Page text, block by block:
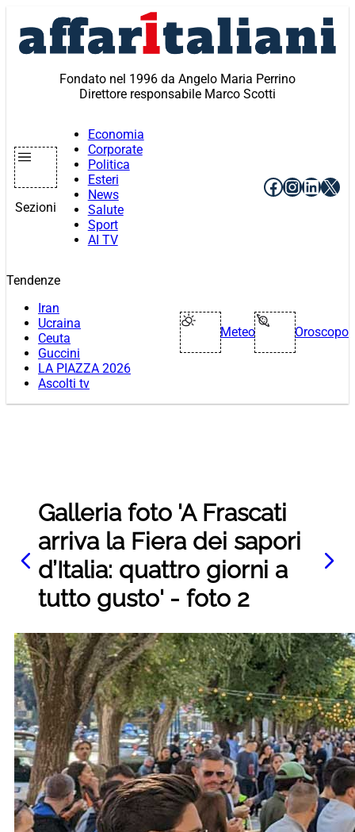
contenuto
Fondato nel 1996 da Angelo Maria Perrino
Direttore responsabile Marco Scotti
Sezioni
Economia
Corporate
Politica
Esteri
News
Salute
Sport
AI TV
Facebook
X
Tendenze
Iran
Ucraina
Ceuta
Guccini
LA PIAZZA 2026
Ascolti tv
Meteo Oroscopo
Galleria foto 'A Frascati
arriva la Fiera dei sapori
d’Italia: quattro giorni a
tutto gusto' - foto 2